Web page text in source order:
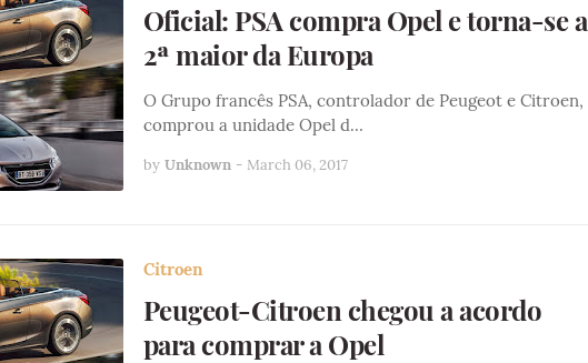
Oficial: PSA compra Opel e torna-se a
2ª maior da Europa
O Grupo francês PSA, controlador de Peugeot e Citroen,
comprou a unidade Opel d…
by Unknown - March 06, 2017
Citroen
Peugeot-Citroen chegou a acordo
para comprar a Opel